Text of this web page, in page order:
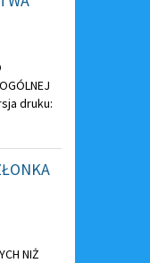
druku:
NIŻ